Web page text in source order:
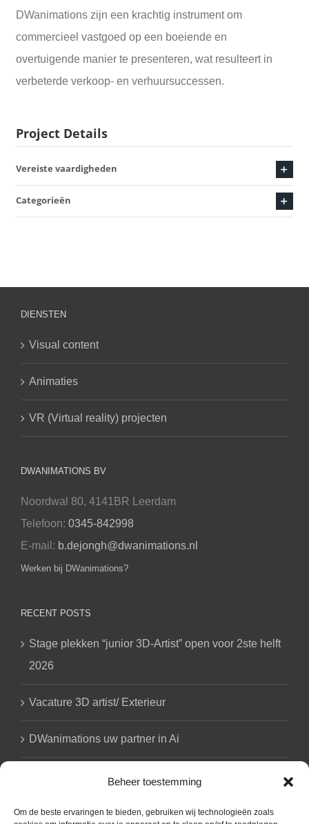
Beheer toestemming
Om de beste ervaringen te bieden, gebruiken wij technologieën zoals
DWanimations zijn een krachtig instrument om
commercieel vastgoed op een boeiende en
overtuigende manier te presenteren, wat resulteert in
verbeterde verkoop- en verhuursuccessen.
Project Details
Vereiste vaardigheden
Categorieën
DIENSTEN
Visual content
Animaties
VR (Virtual reality) projecten
DWANIMATIONS BV
Noordwal 80, 4141BR Leerdam
Telefoon: 0345-842998
E-mail: b.dejongh@dwanimations.nl
Werken bij DWanimations?
RECENT POSTS
Stage plekken “junior 3D-Artist” open voor 2ste helft
2026
Vacature 3D artist/ Exterieur
DWanimations uw partner in Ai